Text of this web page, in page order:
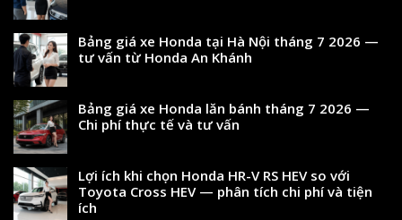
Bảng giá xe Honda tại Hà Nội tháng 7 2026 —
tư vấn từ Honda An Khánh
Bảng giá xe Honda lăn bánh tháng 7 2026 —
Chi phí thực tế và tư vấn
Lợi ích khi chọn Honda HR-V RS HEV so với
Toyota Cross HEV — phân tích chi phí và tiện
ích